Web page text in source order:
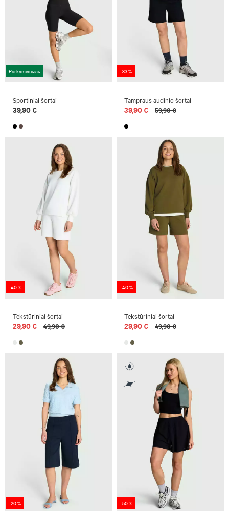
Perkamiausias
Sportiniai šortai
39,90 €
-33 %
Tampraus audinio šortai
39,90 € 59,90 €
-40 %
Tekstūriniai šortai
29,90 € 49,90 €
-40 %
Tekstūriniai šortai
29,90 € 49,90 €
-20 % -50 %